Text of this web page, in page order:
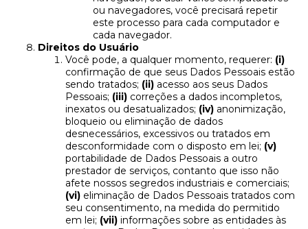
ou navegadores, você precisará repetir
este processo para cada computador e
cada navegador.
Direitos do Usuário
Você pode, a qualquer momento, requerer: (i)
confirmação de que seus Dados Pessoais estão
sendo tratados; (ii) acesso aos seus Dados
Pessoais; (iii) correções a dados incompletos,
inexatos ou desatualizados; (iv) anonimização,
bloqueio ou eliminação de dados
desnecessários, excessivos ou tratados em
desconformidade com o disposto em lei; (v)
portabilidade de Dados Pessoais a outro
prestador de serviços, contanto que isso não
afete nossos segredos industriais e comerciais;
(vi) eliminação de Dados Pessoais tratados com
seu consentimento, na medida do permitido
em lei; (vii) informações sobre as entidades às